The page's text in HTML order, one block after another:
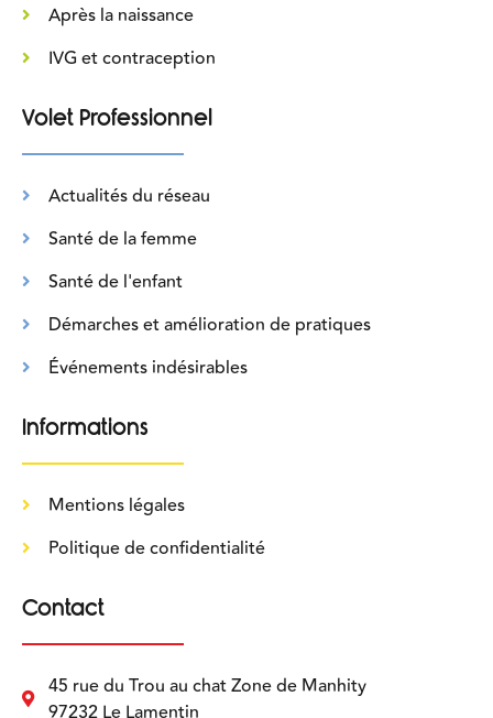
Après la naissance
IVG et contraception
Volet Professionnel
Actualités du réseau
Santé de la femme
Santé de l'enfant
Démarches et amélioration de pratiques
Événements indésirables
Informations
Mentions légales
Politique de confidentialité
Contact
45 rue du Trou au chat Zone de Manhity
97232 Le Lamentin